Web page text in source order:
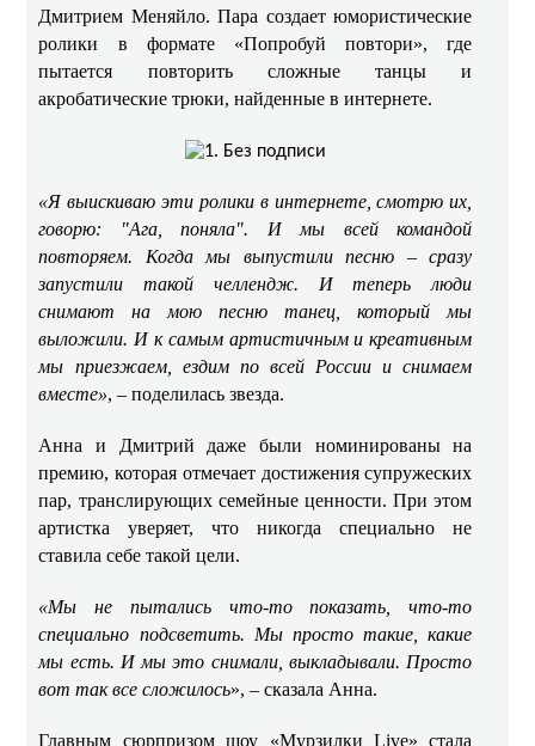
Дмитрием Меняйло. Пара создает юмористические
ролики в формате «Попробуй повтори», где
пытается повторить сложные танцы и
акробатические трюки, найденные в интернете. ​​
«Я выискиваю эти ролики в интернете, смотрю их,
говорю: "Ага, поняла". И мы всей командой
повторяем. Когда мы выпустили песню – сразу
запустили такой челлендж. И теперь люди
снимают на мою песню танец, который мы
выложили. И к самым артистичным и креативным
мы приезжаем, ездим по всей России и снимаем
вместе», – поделилась звезда. ​
Анна и Дмитрий даже были номинированы на
премию, которая отмечает достижения супружеских
пар, транслирующих семейные ценности. При этом
артистка уверяет, что никогда специально не
ставила себе такой цели. ​​
«Мы не пытались что-то показать, что-то
специально подсветить. Мы просто такие, какие
мы есть. И мы это снимали, выкладывали. Просто
вот так все сложилось», – сказала Анна.
Главным сюрпризом шоу «Мурзилки Live» стала